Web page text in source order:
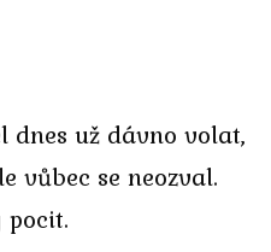
dnes už dávno volat,
vůbec se neozval.